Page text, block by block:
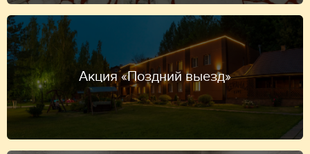
Акция «Поздний выезд»